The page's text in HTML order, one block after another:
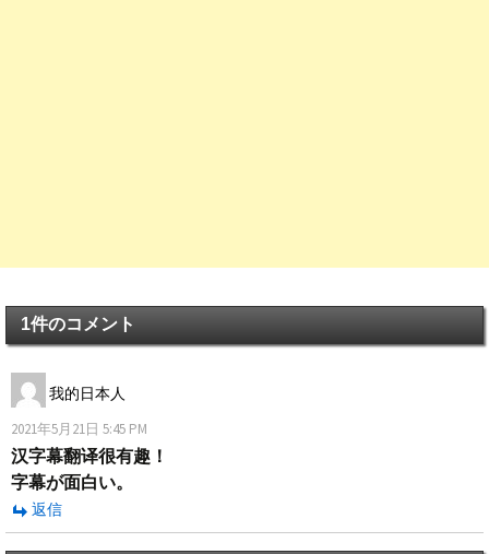
1件のコメント
我的日本人
2021年5月21日 5:45 PM
汉字幕翻译很有趣！
字幕が面白い。
返信